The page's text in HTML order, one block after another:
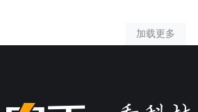
加载更多